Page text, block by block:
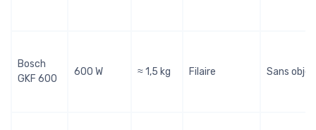
Bosch
GKF 600
600 W ≈ 1,5 kg Filaire Sans objet